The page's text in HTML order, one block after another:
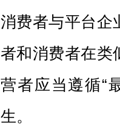
消费者与平台企
者和消费者在类
营者应当遵循“
生。